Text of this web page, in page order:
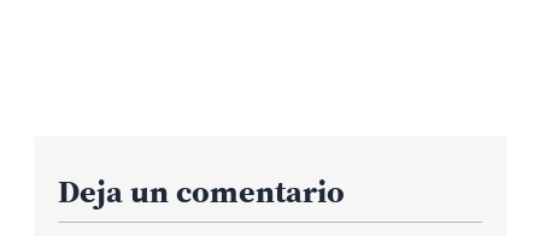
Deja un comentario